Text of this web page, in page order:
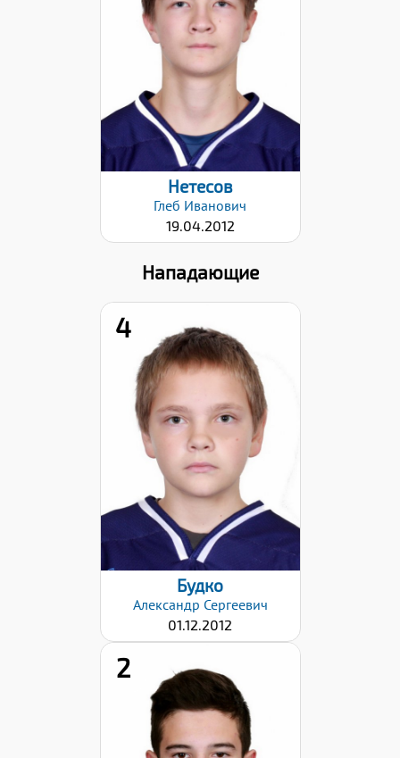
Хват клюшки:
Левый
Дата заявки:
28.01.2026
Нетесов
Глеб Иванович
19.04.2012
Нападающие
4
Хват клюшки:
Левый
Дата заявки:
28.01.2026
Будко
Александр Сергеевич
01.12.2012
2
Хват клюшки: